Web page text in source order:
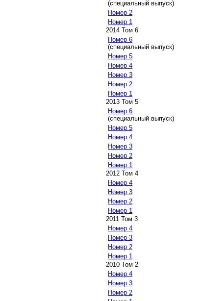
(специальный выпуск)
Номер 2
Номер 1
2014 Том 6
Номер 6
(специальный выпуск)
Номер 5
Номер 4
Номер 3
Номер 2
Номер 1
2013 Том 5
Номер 6
(специальный выпуск)
Номер 5
Номер 4
Номер 3
Номер 2
Номер 1
2012 Том 4
Номер 4
Номер 3
Номер 2
Номер 1
2011 Том 3
Номер 4
Номер 3
Номер 2
Номер 1
2010 Том 2
Номер 4
Номер 3
Номер 2